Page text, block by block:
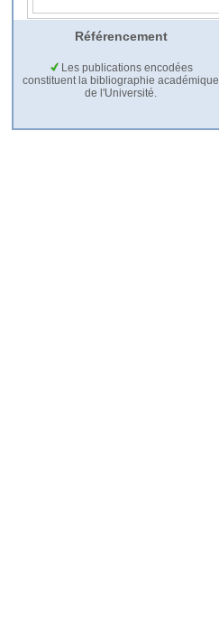
Référencement
Les publications encodées
constituent la bibliographie académique
de l'Université.